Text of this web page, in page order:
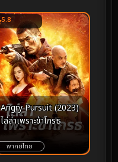
5.8
Angry Pursuit (2023)
ไล่ล่าเพราะข้าโกรธ
พากย์ไทย